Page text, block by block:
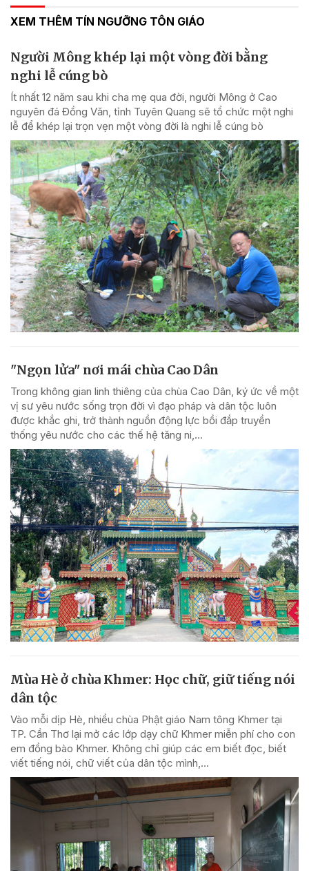
XEM THÊM TÍN NGƯỠNG TÔN GIÁO
Người Mông khép lại một vòng đời bằng
nghi lễ cúng bò
Ít nhất 12 năm sau khi cha mẹ qua đời, người Mông ở Cao
nguyên đá Đồng Văn, tỉnh Tuyên Quang sẽ tổ chức một nghi
lễ để khép lại trọn vẹn một vòng đời là nghi lễ cúng bò
"Ngọn lửa" nơi mái chùa Cao Dân
Trong không gian linh thiêng của chùa Cao Dân, ký ức về một
vị sư yêu nước sống trọn đời vì đạo pháp và dân tộc luôn
được khắc ghi, trở thành nguồn động lực bồi đắp truyền
thống yêu nước cho các thế hệ tăng ni,...
Mùa Hè ở chùa Khmer: Học chữ, giữ tiếng nói
dân tộc
Vào mỗi dịp Hè, nhiều chùa Phật giáo Nam tông Khmer tại
TP. Cần Thơ lại mở các lớp dạy chữ Khmer miễn phí cho con
em đồng bào Khmer. Không chỉ giúp các em biết đọc, biết
viết tiếng nói, chữ viết của dân tộc mình,...